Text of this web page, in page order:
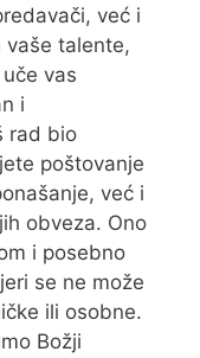
već i
vaše talente,
vas
i
rad bio
poštovanje
već i
obveza. Ono
i posebno
se ne može
ili osobne.
Božji